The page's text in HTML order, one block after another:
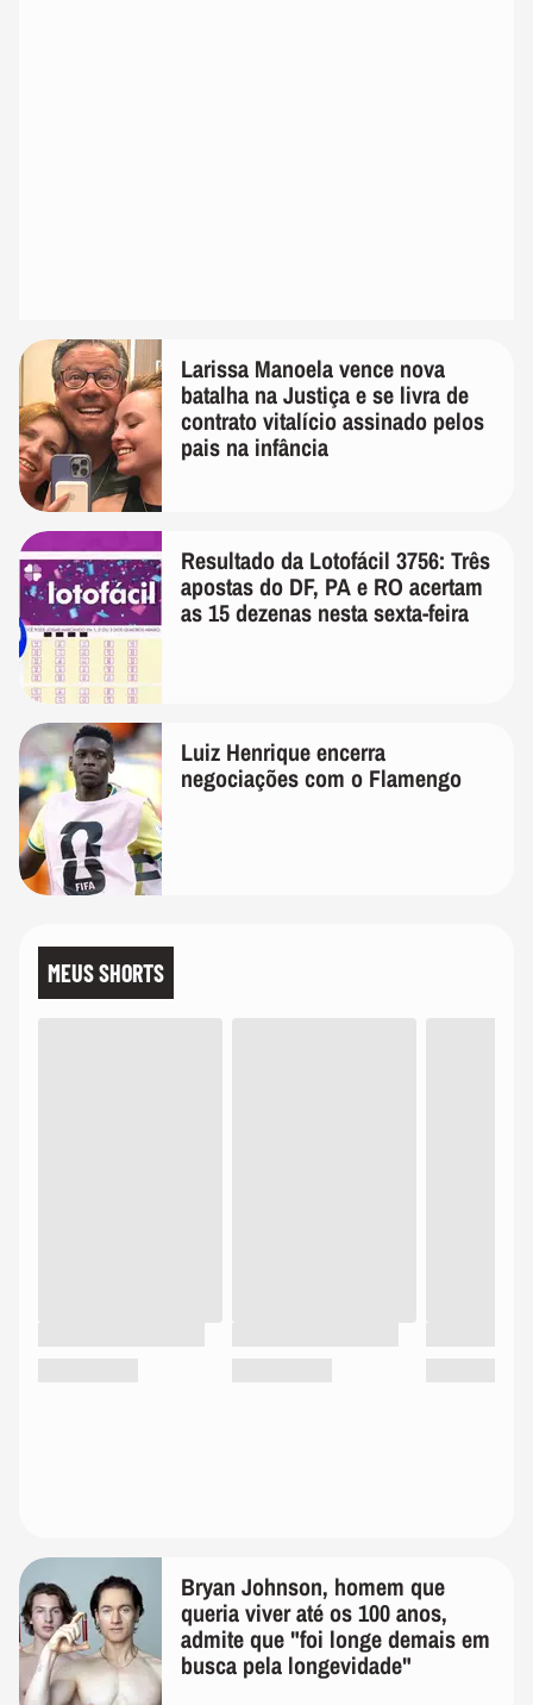
Larissa Manoela vence nova
batalha na Justiça e se livra de
contrato vitalício assinado pelos
pais na infância
Resultado da Lotofácil 3756: Três
apostas do DF, PA e RO acertam
as 15 dezenas nesta sexta-feira
Luiz Henrique encerra
negociações com o Flamengo
MEUS SHORTS
Bryan Johnson, homem que
queria viver até os 100 anos,
admite que "foi longe demais em
busca pela longevidade"